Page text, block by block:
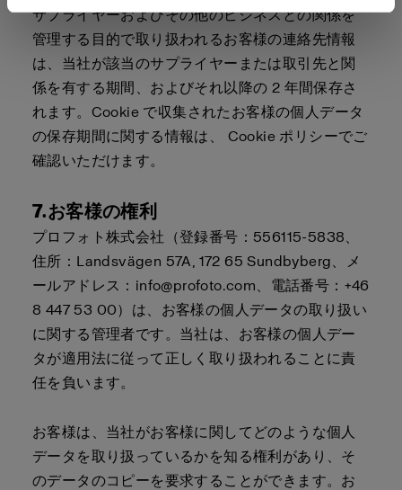
サプライヤーおよびその他のビジネスとの関係を
管理する目的で取り扱われるお客様の連絡先情報
は、当社が該当のサプライヤーまたは取引先と関
係を有する期間、およびそれ以降の 2 年間保存さ
れます。Cookie で収集されたお客様の個人データ
の保存期間に関する情報は、 Cookie ポリシーでご
確認いただけます。
7.お客様の権利
プロフォト株式会社（登録番号：556115-5838、
住所：Landsvägen 57A, 172 65 Sundbyberg、メ
ールアドレス：info@profoto.com、電話番号：+46
8 447 53 00）は、お客様の個人データの取り扱い
に関する管理者です。当社は、お客様の個人デー
タが適用法に従って正しく取り扱われることに責
任を負います。
お客様は、当社がお客様に関してどのような個人
データを取り扱っているかを知る権利があり、そ
のデータのコピーを要求することができます。お